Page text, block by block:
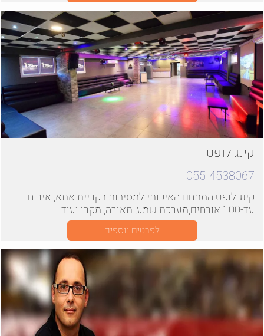
איש, לרבות מסיבות רווקים.
קינג לופט
055-4538067
קינג לופט המתחם האיכותי למסיבות בקריית אתא, אירוח
עד-100 אורחים,מערכת שמע, תאורה, מקרן ועוד
לפרטים נוספים